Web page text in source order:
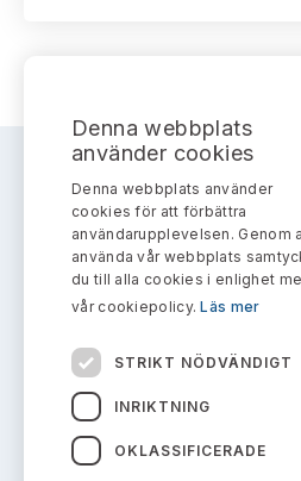
Publikationer och anföranden
AKTIEMARKNADSNÄMNDEN
Address: Box 7354, 103
Om innehållet
Om webbplatsen
Denna webbplats
använder cookies
Denna webbplats använder
cookies för att förbättra
användarupplevelsen. Genom
använda vår webbplats
du till alla cookies i enlighet
vår cookiepolicy.Läs mer
STRIKT NÖDVÄNDIGT
INRIKTNING
OKLASSIFICERADE